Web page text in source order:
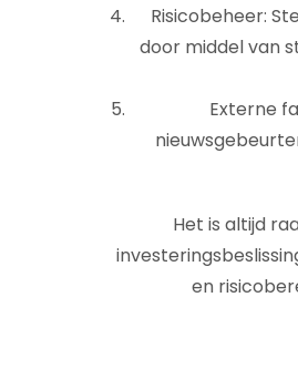
Risicobeheer:
door middel van
Externe
Het is altijd
en